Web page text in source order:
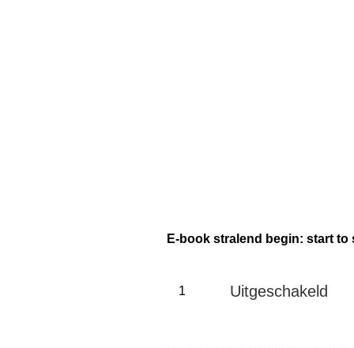
E-book stralend begin: start to
Uitgeschakeld